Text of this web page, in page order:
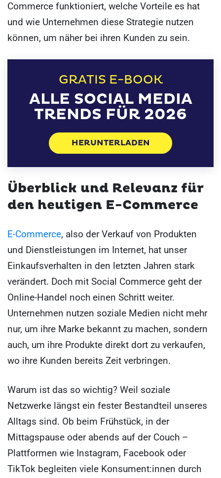
Commerce funktioniert, welche Vorteile es hat
und wie Unternehmen diese Strategie nutzen
können, um näher bei ihren Kunden zu sein.
GRATIS E-BOOK
ALLE SOCIAL MEDIA
TRENDS FÜR 2026
HERUNTERLADEN
Überblick und Relevanz für
den heutigen E-Commerce
E-Commerce, also der Verkauf von Produkten
und Dienstleistungen im Internet, hat unser
Einkaufsverhalten in den letzten Jahren stark
verändert. Doch mit Social Commerce geht der
Online-Handel noch einen Schritt weiter.
Unternehmen nutzen soziale Medien nicht mehr
nur, um ihre Marke bekannt zu machen, sondern
auch, um ihre Produkte direkt dort zu verkaufen,
wo ihre Kunden bereits Zeit verbringen.
Warum ist das so wichtig? Weil soziale
Netzwerke längst ein fester Bestandteil unseres
Alltags sind. Ob beim Frühstück, in der
Mittagspause oder abends auf der Couch –
Plattformen wie Instagram, Facebook oder
TikTok begleiten viele Konsument:innen durch